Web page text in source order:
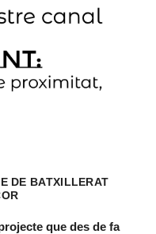
DE BATXILLERAT
que des de fa